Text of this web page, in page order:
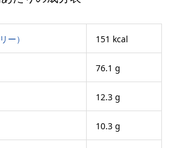
ー） 151 kcal
76.1 g
12.3 g
10.3 g